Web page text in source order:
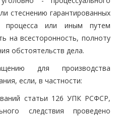
стеснению гарантированных
процесса или иным путем
на всесторонность, полноту
обстоятельств дела.
для производства
если, в частности:
статьи 126 УПК РСФСР,
следствия проведено